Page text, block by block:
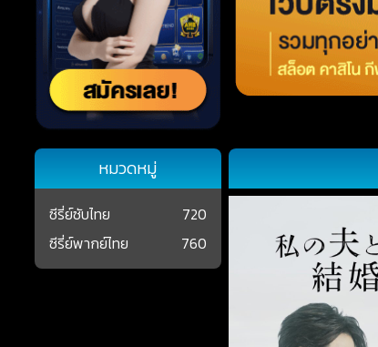
หมวดหมู่
ซีรี่ย์ซับไทย
720
ซีรี่ย์พากย์ไทย
760